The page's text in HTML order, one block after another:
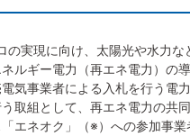
実現に向け、太陽光や水力な
ルギー電力（再エネ電力）の
気事業者による入札を行う電
取組として、再エネ電力の共
エネオク」（※）への参加事業